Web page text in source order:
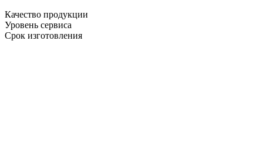
Качество продукции
Уровень сервиса
Срок изготовления